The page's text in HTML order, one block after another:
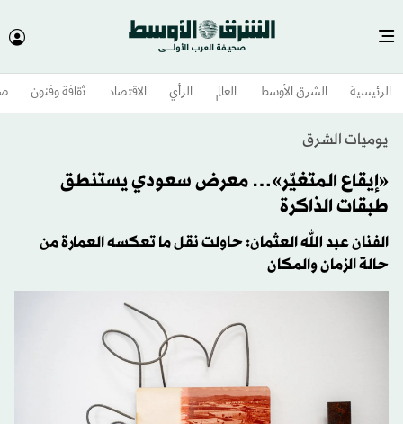
الرئيسية الشرق الأوسط​ العالم الرأي الاقتصاد ثقافة وفنون
يوميات الشرق
«إيقاع المتغيّر»… معرض سعودي يستنطق
طبقات الذاكرة
الفنان عبد الله العثمان: حاولت نقل ما تعكسه العمارة من
حالة الزمان والمكان